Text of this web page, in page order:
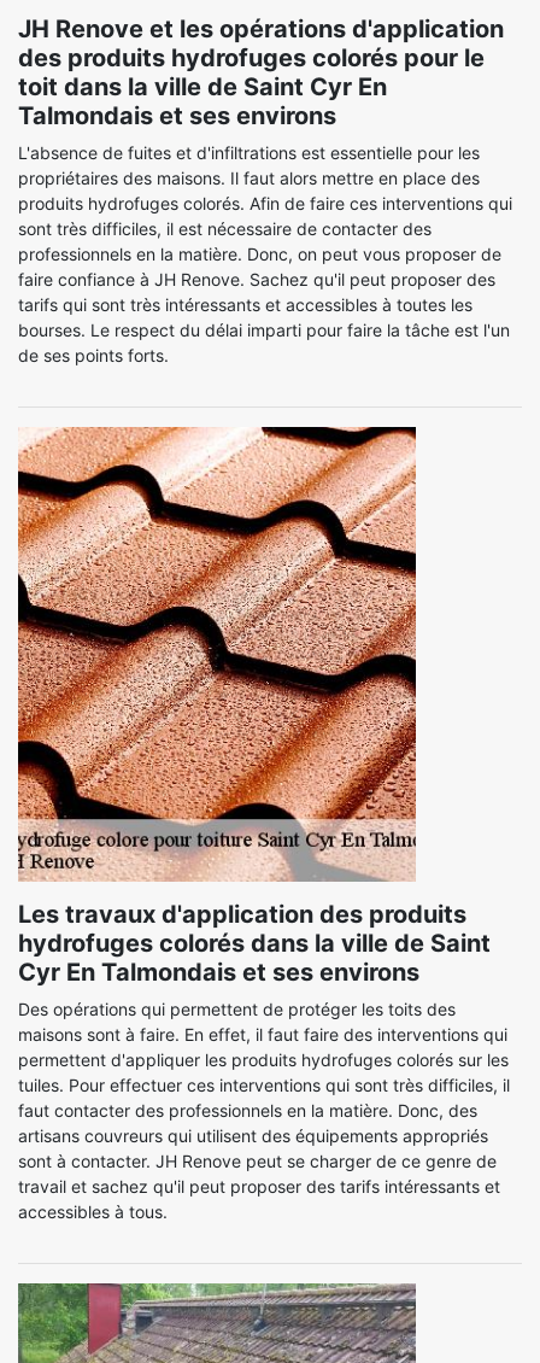
JH Renove et les opérations d'application
des produits hydrofuges colorés pour le
toit dans la ville de Saint Cyr En
Talmondais et ses environs
L'absence de fuites et d'infiltrations est essentielle pour les
propriétaires des maisons. Il faut alors mettre en place des
produits hydrofuges colorés. Afin de faire ces interventions qui
sont très difficiles, il est nécessaire de contacter des
professionnels en la matière. Donc, on peut vous proposer de
faire confiance à JH Renove. Sachez qu'il peut proposer des
tarifs qui sont très intéressants et accessibles à toutes les
bourses. Le respect du délai imparti pour faire la tâche est l'un
de ses points forts.
Les travaux d'application des produits
hydrofuges colorés dans la ville de Saint
Cyr En Talmondais et ses environs
Des opérations qui permettent de protéger les toits des
maisons sont à faire. En effet, il faut faire des interventions qui
permettent d'appliquer les produits hydrofuges colorés sur les
tuiles. Pour effectuer ces interventions qui sont très difficiles, il
faut contacter des professionnels en la matière. Donc, des
artisans couvreurs qui utilisent des équipements appropriés
sont à contacter. JH Renove peut se charger de ce genre de
travail et sachez qu'il peut proposer des tarifs intéressants et
accessibles à tous.